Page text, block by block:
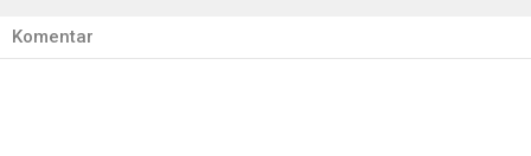
Komentar